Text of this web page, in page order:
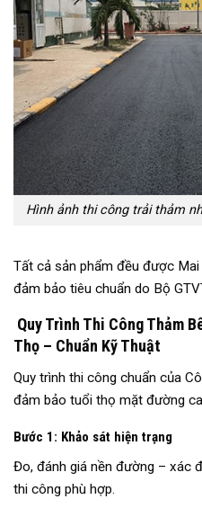
Hình ảnh thi công trải thảm
Tất cả sản phẩm đều được
đảm bảo tiêu chuẩn do Bộ
Quy Trình Thi Công Thảm
Thọ – Chuẩn Kỹ Thuật
Quy trình thi công chuẩn của
đảm bảo tuổi thọ mặt đường
Bước 1: Khảo sát hiện trạng
Đo, đánh giá nền đường – xác
thi công phù hợp.